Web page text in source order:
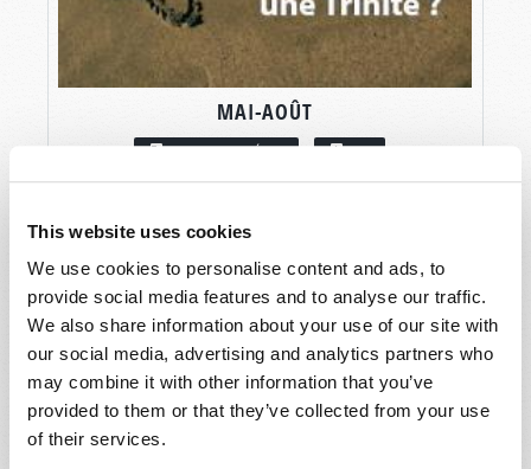
This website uses cookies
We use cookies to personalise content and ads, to
provide social media features and to analyse our traffic.
We also share information about your use of our site with
our social media, advertising and analytics partners who
may combine it with other information that you’ve
provided to them or that they’ve collected from your use
of their services.
MAI-AOÛT
LIRE CE NUMÉRO PDF